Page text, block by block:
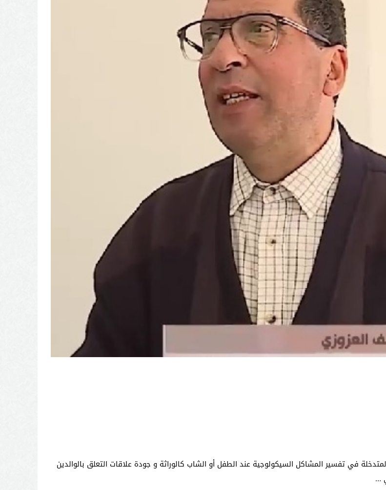
في تفسير المشاكل السيكولوجية عند الطفل أو الشاب كالوراثة و جودة علاقات التعلق بالوالدين
…